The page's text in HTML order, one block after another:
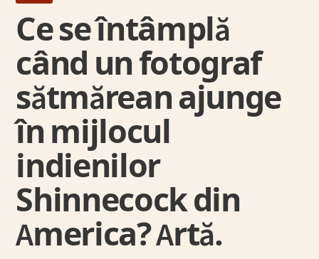
Ce se întâmplă
când un fotograf
sătmărean ajunge
în mijlocul
indienilor
Shinnecock din
America? Artă.